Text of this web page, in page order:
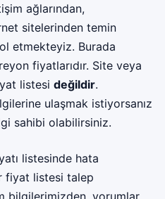
ağlarından,
sitelerinden temin
etmekteyiz. Burada
fiyatlarıdır. Site veya
listesi değildir.
ulaşmak istiyorsanız
sahibi olabilirsiniz.
listesinde hata
fiyat listesi talep
bilgilerimizden, yorumlar